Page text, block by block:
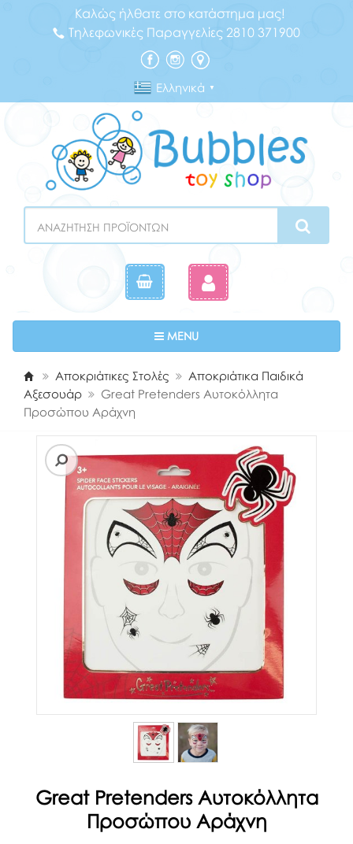
Καλώς ήλθατε στο κατάστημα μας!
Τηλεφωνικές Παραγγελίες 2810 371900
Ελληνικά ▼
MENUToggle navigation
Αποκριάτικες Στολές
Αποκριάτικα Παιδικά
Αξεσουάρ
Great Pretenders Αυτοκόλλητα
Προσώπου Αράχνη
Great Pretenders Αυτοκόλλητα
Προσώπου Αράχνη